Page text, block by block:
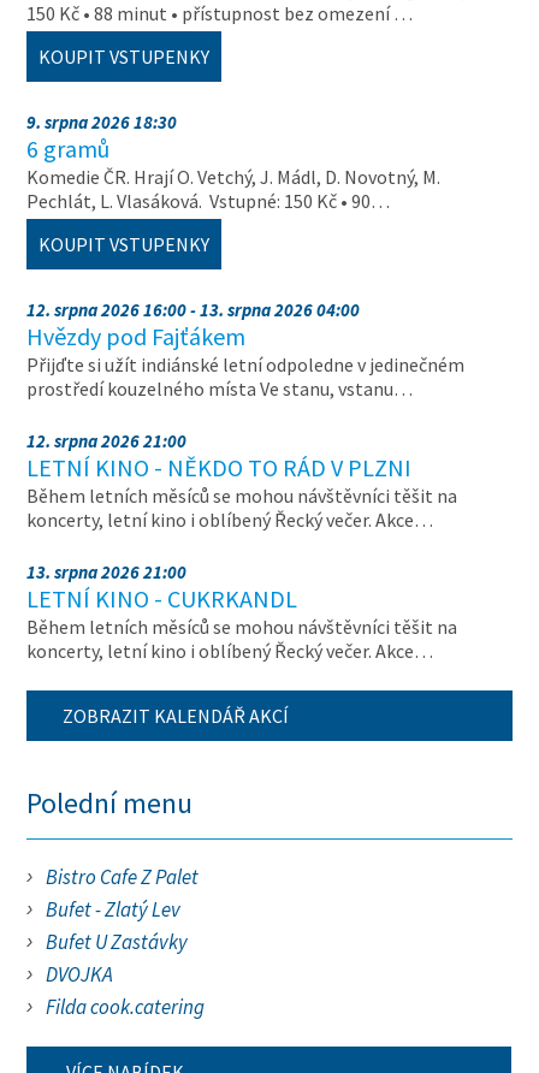
150 Kč • 88 minut • přístupnost bez omezení …
KOUPIT VSTUPENKY
9. srpna 2026 18:30
6 gramů
Komedie ČR. Hrají O. Vetchý, J. Mádl, D. Novotný, M.
Pechlát, L. Vlasáková. Vstupné: 150 Kč • 90…
KOUPIT VSTUPENKY
12. srpna 2026 16:00 - 13. srpna 2026 04:00
Hvězdy pod Fajťákem
Přijďte si užít indiánské letní odpoledne v jedinečném
prostředí kouzelného místa Ve stanu, vstanu…
12. srpna 2026 21:00
LETNÍ KINO - NĚKDO TO RÁD V PLZNI
Během letních měsíců se mohou návštěvníci těšit na
koncerty, letní kino i oblíbený Řecký večer. Akce…
13. srpna 2026 21:00
LETNÍ KINO - CUKRKANDL
Během letních měsíců se mohou návštěvníci těšit na
koncerty, letní kino i oblíbený Řecký večer. Akce…
ZOBRAZIT KALENDÁŘ AKCÍ
Polední menu
Bistro Cafe Z Palet
Bufet - Zlatý Lev
Bufet U Zastávky
DVOJKA
Filda cook.catering